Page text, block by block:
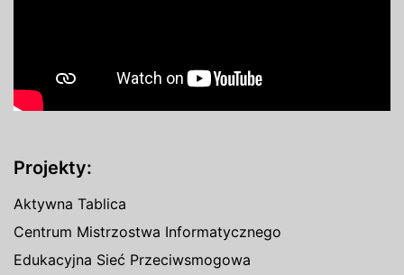
Projekty:
Aktywna Tablica
Centrum Mistrzostwa Informatycznego
Edukacyjna Sieć Przeciwsmogowa